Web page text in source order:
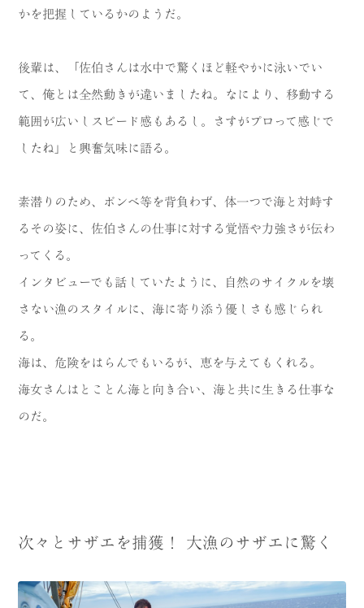
かを把握しているかのようだ。
後輩は、「佐伯さんは水中で驚くほど軽やかに泳いでい
て、俺とは全然動きが違いましたね。なにより、移動する
範囲が広いしスピード感もあるし。さすがプロって感じで
したね」と興奮気味に語る。
素潜りのため、ボンベ等を背負わず、体一つで海と対峙す
るその姿に、佐伯さんの仕事に対する覚悟や力強さが伝わ
ってくる。
インタビューでも話していたように、自然のサイクルを壊
さない漁のスタイルに、海に寄り添う優しさも感じられ
る。
海は、危険をはらんでもいるが、恵を与えてもくれる。
海女さんはとことん海と向き合い、海と共に生きる仕事な
のだ。
次々とサザエを捕獲！ 大漁のサザエに驚く